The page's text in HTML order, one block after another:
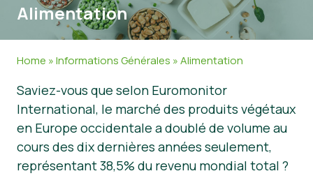
Charte Graphique V-Label
Avantages
Critères du V-Label
Resources
Informations Générales
Produits Non Alimentaires
Gastronomie
Questions fréquentes
Produits Certifiés
À propos de nous
Contactez-nous
Obtenir la certification V-Label
Signaler un abus
Alimentation
Home »Informations Générales »Alimentation
Saviez-vous que selon Euromonitor
International, le marché des produits végétaux
en Europe occidentale a doublé de volume au
cours des dix dernières années seulement,
représentant 38,5% du revenu mondial total ?